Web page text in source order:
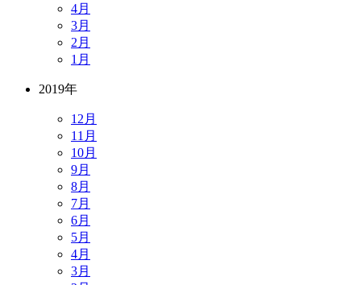
4月
3月
2月
1月
2019年
12月
11月
10月
9月
8月
7月
6月
5月
4月
3月